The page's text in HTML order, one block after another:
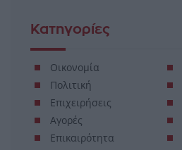
Κατηγορίες
Οικονομία
Πολιτική
Επιχειρήσεις
Αγορές
Επικαιρότητα